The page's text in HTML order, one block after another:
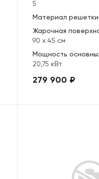
5
Материал решетки
Жарочная
90 х 45 см
Мощность
20,75 кВт
279 900 ₽